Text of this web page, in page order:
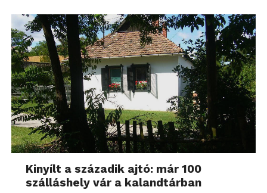
Kinyílt a századik ajtó: már 100
szálláshely vár a kalandtárban